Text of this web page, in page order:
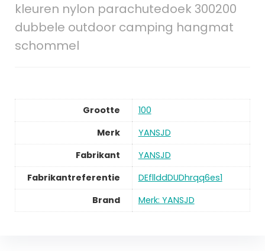
kleuren nylon parachutedoek 300200
dubbele outdoor camping hangmat
schommel
Grootte
100
Merk
YANSJD
Fabrikant
YANSJD
Fabrikantreferentie
DEfllddDUDhrqq6es1
Brand
Merk: YANSJD